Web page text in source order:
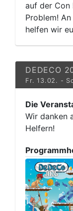
auf der Con
Problem!
helfen wir
DEDECO
Fr. 13.02. -
Die
Wir danken
Helfern!